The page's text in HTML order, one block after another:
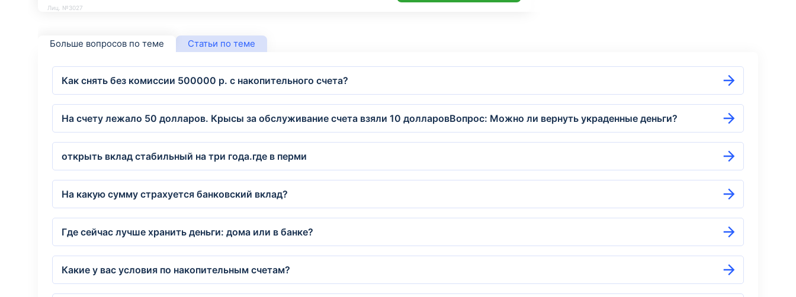
Лиц. №3027
Больше вопросов по теме Статьи по теме
Как снять без комиссии 500000 р. с накопительного счета?
На счету лежало 50 долларов. Крысы за обслуживание счета взяли 10 долларовВопрос: Можно ли вернуть украденные деньги?
открыть вклад стабильный на три года.где в перми
На какую сумму страхуется банковский вклад?
Где сейчас лучше хранить деньги: дома или в банке?
Какие у вас условия по накопительным счетам?